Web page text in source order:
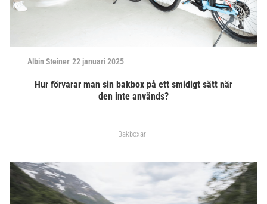
Albin Steiner 22 januari 2025
Hur förvarar man sin bakbox på ett smidigt sätt när
den inte används?
Bakboxar